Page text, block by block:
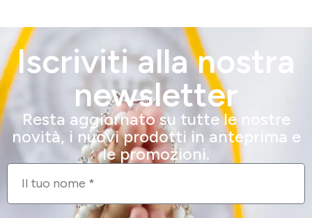
9,00 €
Mood Renna
9,00 €